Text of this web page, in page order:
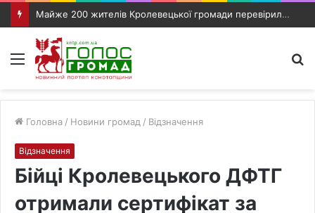
Майже 200 жителів Кролевецької громади перевірили слух під час виїзного прийому фахівців
Меню
Головна / Новини громад / Відзначення
Відзначення
Бійці Кролевецького ДФТГ
отримали сертифікат за